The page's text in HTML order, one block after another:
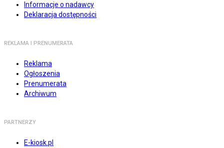
Informacje o nadawcy
Deklaracja dostępności
REKLAMA I PRENUMERATA
Reklama
Ogłoszenia
Prenumerata
Archiwum
PARTNERZY
E-kiosk.pl